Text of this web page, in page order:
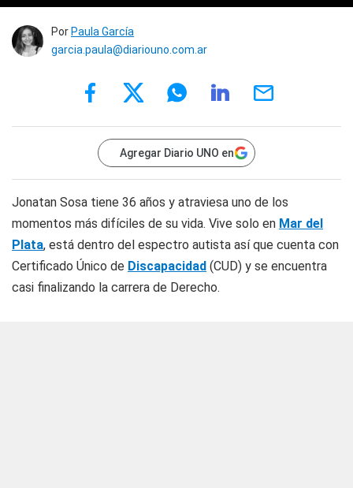
Por Paula García
garcia.paula@diariouno.com.ar
Agregar Diario UNO en
Jonatan Sosa tiene 36 años y atraviesa uno de los
momentos más difíciles de su vida. Vive solo en Mar del
Plata, está dentro del espectro autista así que cuenta con
Certificado Único de Discapacidad (CUD) y se encuentra
casi finalizando la carrera de Derecho.